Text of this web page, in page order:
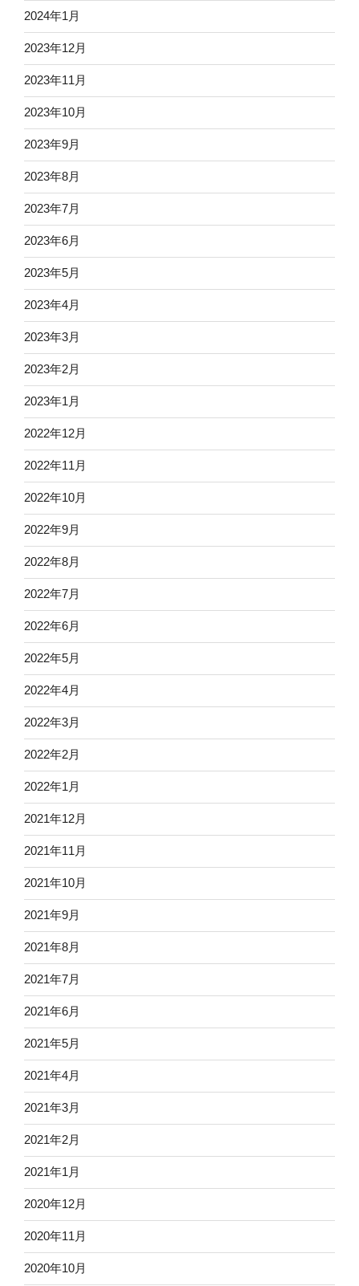
2024年1月
2023年12月
2023年11月
2023年10月
2023年9月
2023年8月
2023年7月
2023年6月
2023年5月
2023年4月
2023年3月
2023年2月
2023年1月
2022年12月
2022年11月
2022年10月
2022年9月
2022年8月
2022年7月
2022年6月
2022年5月
2022年4月
2022年3月
2022年2月
2022年1月
2021年12月
2021年11月
2021年10月
2021年9月
2021年8月
2021年7月
2021年6月
2021年5月
2021年4月
2021年3月
2021年2月
2021年1月
2020年12月
2020年11月
2020年10月